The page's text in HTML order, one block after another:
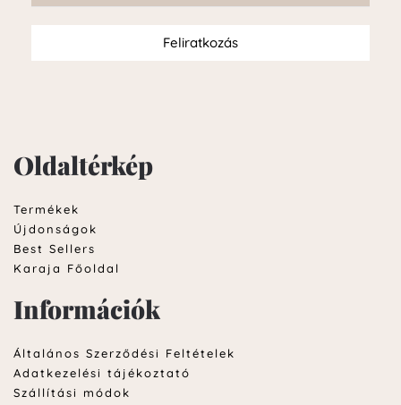
Feliratkozás
Oldaltérkép
Termékek
Újdonságok
Best Sellers
Karaja Főoldal
Információk
Általános Szerződési Feltételek
Adatkezelési tájékoztató
Szállítási módok